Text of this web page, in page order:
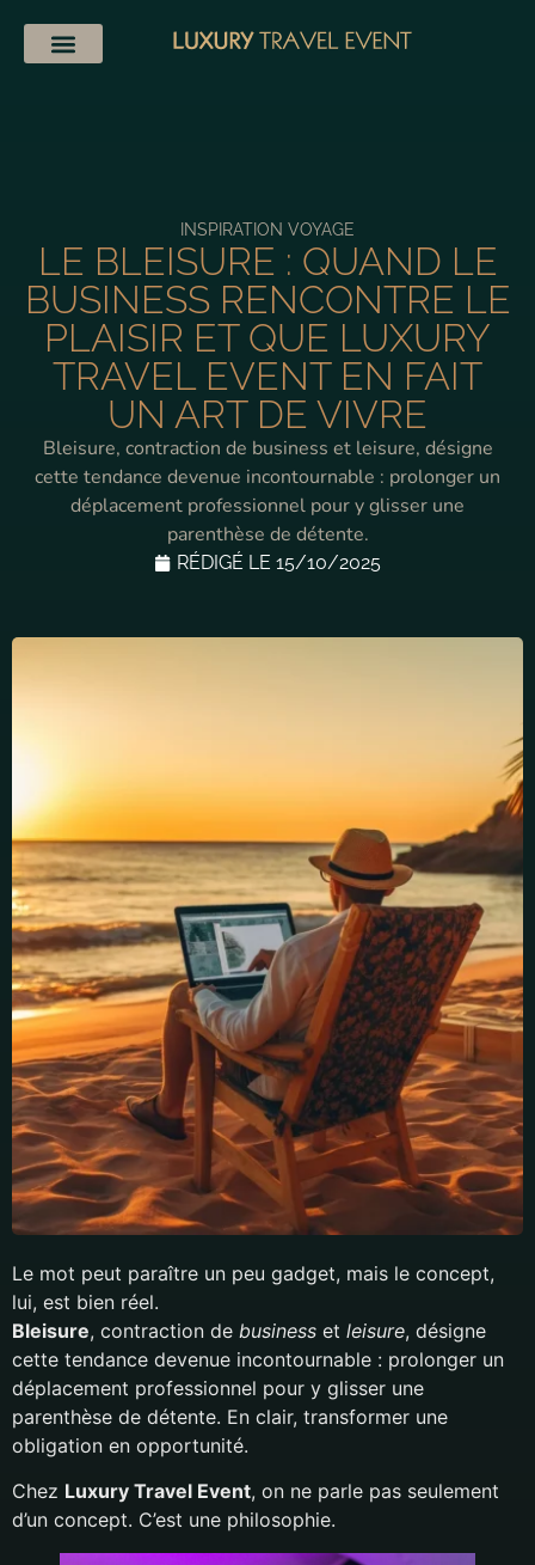
INSPIRATION VOYAGE
LE BLEISURE : QUAND LE
BUSINESS RENCONTRE LE
PLAISIR ET QUE LUXURY
TRAVEL EVENT EN FAIT
UN ART DE VIVRE
Bleisure, contraction de business et leisure, désigne
cette tendance devenue incontournable : prolonger un
déplacement professionnel pour y glisser une
parenthèse de détente.
RÉDIGÉ LE 15/10/2025
Le mot peut paraître un peu gadget, mais le concept,
lui, est bien réel.
Bleisure, contraction de business et leisure, désigne
cette tendance devenue incontournable : prolonger un
déplacement professionnel pour y glisser une
parenthèse de détente. En clair, transformer une
obligation en opportunité.
Chez Luxury Travel Event, on ne parle pas seulement
d’un concept. C’est une philosophie.